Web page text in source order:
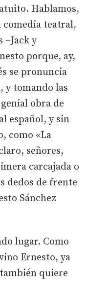
Hablamos,
comedia teatral,
–Jack y
porque, ay,
se pronuncia
y tomando las
obra de
español, y sin
como «La
señores,
carcajada o
dedos de frente
Sánchez
lugar. Como
Ernesto, ya
quiere